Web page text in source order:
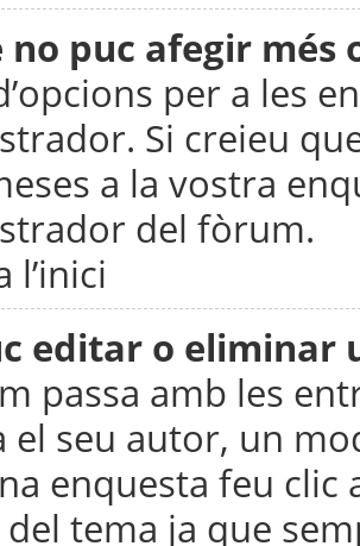
no puc afegir més
per a les
Si creieu
a la vostra
del fòrum.
l’inici
editar o eliminar
passa amb les
el seu autor, un
enquesta feu clic
tema ja que